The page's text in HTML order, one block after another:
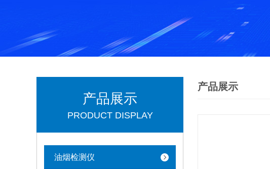
产品展示
PRODUCT DISPLAY
油烟检测仪
产品展示